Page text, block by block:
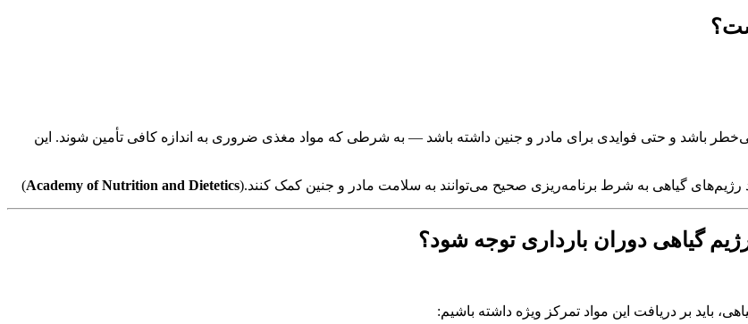
بی‌خطر باشد و حتی فوایدی برای مادر و جنین داشته باشد — به شرطی که مواد مغذی ضروری به اندازه کافی تأمین شوند. این
رژیم‌های گیاهی به شرط برنامه‌ریزی صحیح می‌توانند به سلامت مادر و جنین کمک کنند.(Academy of Nutrition and Dietetics
)
گیاهی دوران بارداری توجه شود؟
باید بر دریافت این مواد تمرکز ویژه داشته باشیم: